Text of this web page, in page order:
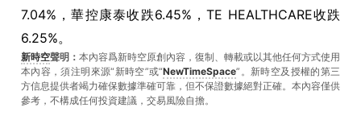
7.04%，華控康泰收跌6.45%，TE HEALTHCARE收跌
6.25%。
新時空聲明： 本內容爲新時空原創內容，復制、轉載或以其他任何方式使用
本內容，須注明來源“新時空”或“NewTimeSpace”。新時空及授權的第三
方信息提供者竭力確保數據準確可靠，但不保證數據絕對正確。本內容僅供
參考，不構成任何投資建議，交易風險自擔。